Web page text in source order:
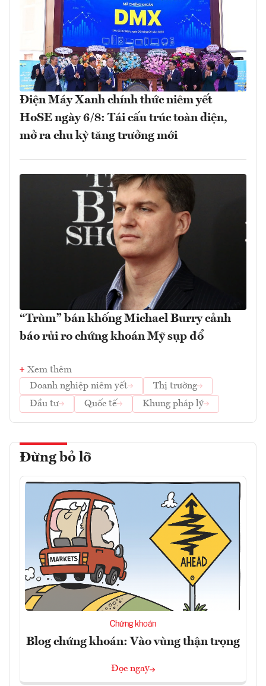
Điện Máy Xanh chính thức niêm yết
HoSE ngày 6/8: Tái cấu trúc toàn diện,
mở ra chu kỳ tăng trưởng mới
“Trùm” bán khống Michael Burry cảnh
báo rủi ro chứng khoán Mỹ sụp đổ
Xem thêm
Doanh nghiệp niêm yết
Thị trường
Đầu tư
Quốc tế Khung pháp lý
Đừng bỏ lỡ
Chứng khoán
Blog chứng khoán: Vào vùng thận trọng
Đọc ngay